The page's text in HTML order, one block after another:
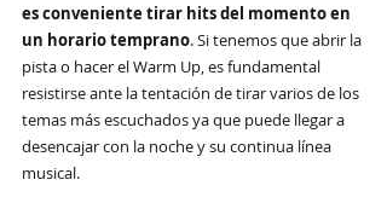
es conveniente tirar hits del momento en
un horario temprano. Si tenemos que abrir la
pista o hacer el Warm Up, es fundamental
resistirse ante la tentación de tirar varios de los
temas más escuchados ya que puede llegar a
desencajar con la noche y su continua línea
musical.